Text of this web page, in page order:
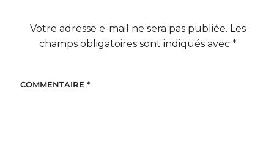
Votre adresse e-mail ne sera pas publiée. Les
champs obligatoires sont indiqués avec *
COMMENTAIRE *